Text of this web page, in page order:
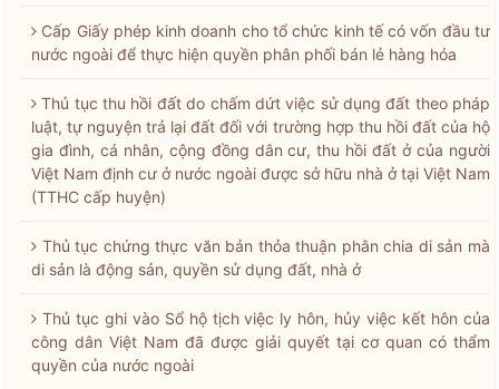
Cấp Giấy phép kinh doanh cho tổ chức kinh tế có vốn đầu tư
nước ngoài để thực hiện quyền phân phối bán lẻ hàng hóa
Thủ tục thu hồi đất do chấm dứt việc sử dụng đất theo pháp
luật, tự nguyện trả lại đất đối với trường hợp thu hồi đất của hộ
gia đình, cá nhân, cộng đồng dân cư, thu hồi đất ở của người
Việt Nam định cư ở nước ngoài được sở hữu nhà ở tại Việt Nam
(TTHC cấp huyện)
Thủ tục chứng thực văn bản thỏa thuận phân chia di sản mà
di sản là động sản, quyền sử dụng đất, nhà ở
Thủ tục ghi vào Sổ hộ tịch việc ly hôn, hủy việc kết hôn của
công dân Việt Nam đã được giải quyết tại cơ quan có thẩm
quyền của nước ngoài